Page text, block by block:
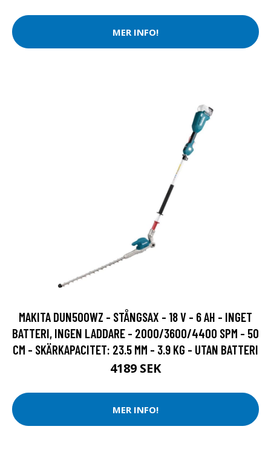
MER INFO!
MAKITA DUN500WZ - STÅNGSAX - 18 V - 6 AH - INGET
BATTERI, INGEN LADDARE - 2000/3600/4400 SPM - 50
CM - SKÄRKAPACITET: 23.5 MM - 3.9 KG - UTAN BATTERI
4189 SEK
MER INFO!